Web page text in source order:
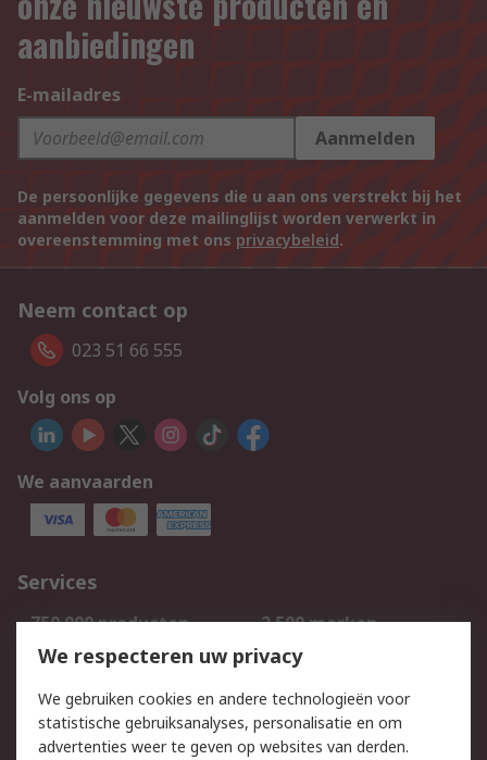
aanbiedingen
E-mailadres
Aanmelden
De persoonlijke gegevens die u aan ons verstrekt bij het
aanmelden voor deze mailinglijst worden verwerkt in
overeenstemming met ons privacybeleid.
Neem contact op
023 51 66 555
Volg ons op
We aanvaarden
Services
750.000 producten
2.500 merken
Bestellen
Inkoopoplossingen
Track & Trace
We respecteren uw privacy
We gebruiken cookies en andere technologieën voor
statistische gebruiksanalyses, personalisatie en om
advertenties weer te geven op websites van derden.